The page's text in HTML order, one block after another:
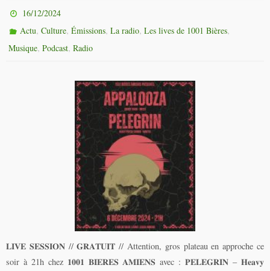
16/12/2024
Actu,Culture,Émissions,La radio,Les lives de 1001 Bières,
Musique, Podcast, Radio
𝐋𝐈𝐕𝐄 𝐒𝐄𝐒𝐒𝐈𝐎𝐍 // 𝐆𝐑𝐀𝐓𝐔𝐈𝐓 // Attention, gros plateau en approche ce
soir à 21h chez 𝟏𝟎𝟎𝟏 𝐁𝐈𝐄𝐑𝐄𝐒 𝐀𝐌𝐈𝐄𝐍𝐒 avec : 𝐏𝐄𝐋𝐄𝐆𝐑𝐈𝐍 – 𝐇𝐞𝐚𝐯𝐲